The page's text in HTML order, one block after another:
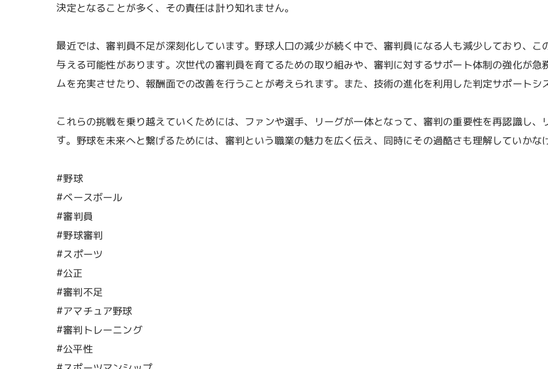
決定となることが多く、その責任は計り知れません。
最近では、審判員不足が深刻化しています。野球人口の減少が続く中で、審判員になる人も減少しており、
与える可能性があります。次世代の審判員を育てるための取り組みや、審判に対するサポート体制の強化が
ムを充実させたり、報酬面での改善を行うことが考えられます。また、技術の進化を利用した判定サポートシ
これらの挑戦を乗り越えていくためには、ファンや選手、リーグが一体となって、審判の重要性を再認識し
す。野球を未来へと繋げるためには、審判という職業の魅力を広く伝え、同時にその過酷さも理解していかな
#野球
#ベースボール
#審判員
#野球審判
#スポーツ
#公正
#審判不足
#アマチュア野球
#審判トレーニング
#公平性